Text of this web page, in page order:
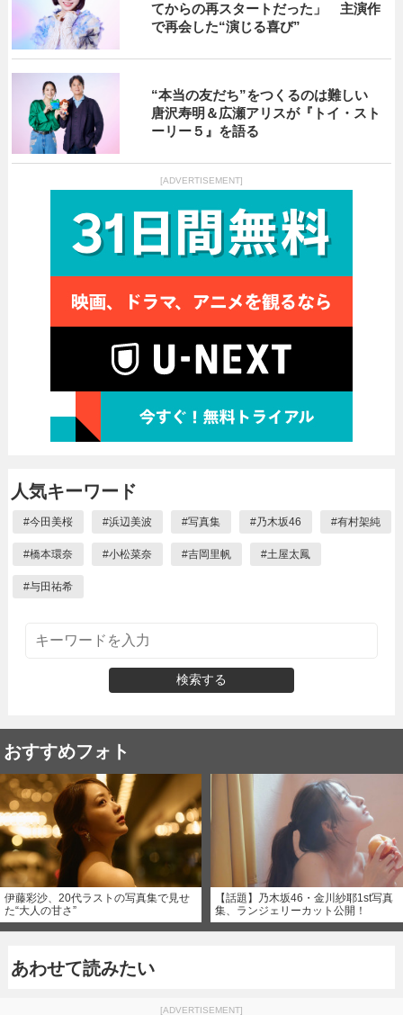
てからの再スタートだった」 主演作
で再会した“演じる喜び”
“本当の友だち”をつくるのは難しい
唐沢寿明＆広瀬アリスが『トイ・スト
ーリー５』を語る
[ADVERTISEMENT]
人気キーワード
#今田美桜 #浜辺美波 #写真集 #乃木坂46 #有村架純
#橋本環奈 #小松菜奈 #吉岡里帆 #土屋太鳳
#与田祐希
検索する
おすすめフォト
伊藤彩沙、20代ラストの写真集で見せ
た“大人の甘さ”
【話題】乃木坂46・金川紗耶1st写真
集、ランジェリーカット公開！
あわせて読みたい
[ADVERTISEMENT]